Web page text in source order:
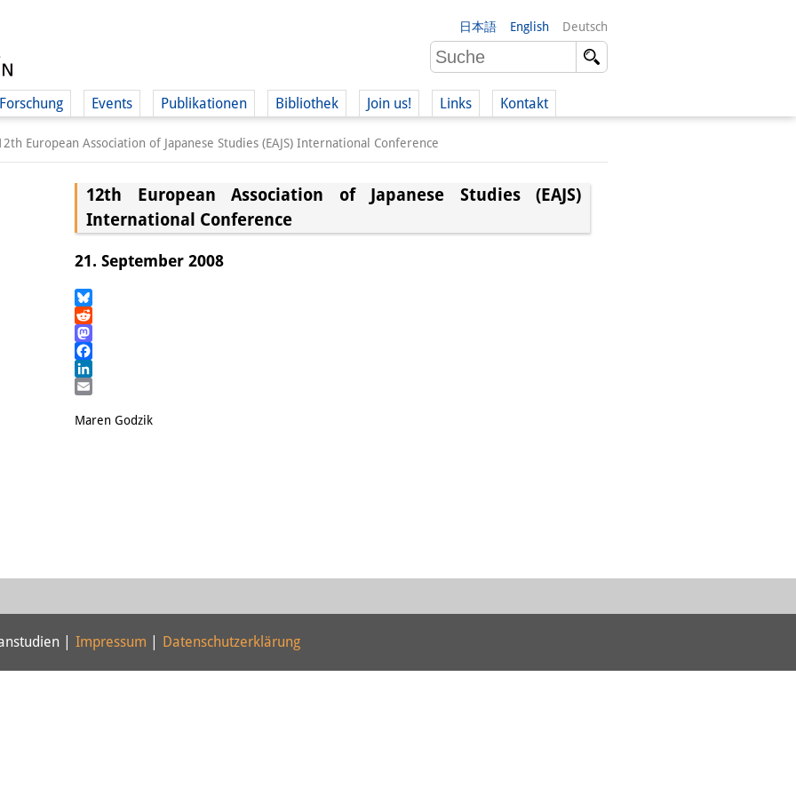
日本語 English Deutsch
Forschung Events Publikationen Bibliothek Join us! Links Kontakt
European Association of Japanese Studies (EAJS) International Conference
12th European Association of Japanese Studies (EAJS)
International Conference
21. September 2008
Bluesky
Reddit
Mastodon
Facebook
LinkedIn
Maren Godzik
| Impressum Datenschutzerklärung